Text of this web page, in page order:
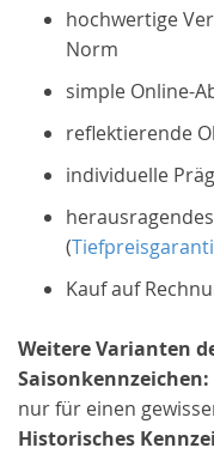
hochwertige
Norm
simple Online-
reflektierende
individuelle
(
Kauf auf
Weitere Varianten
Saisonkennzeichen:
nur für einen
Historisches